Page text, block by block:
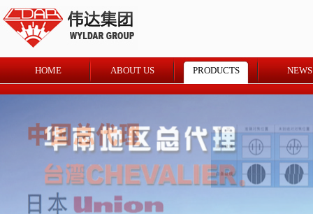
HOME ABOUT US PRODUCTS NEWS